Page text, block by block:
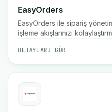
EasyOrders
EasyOrders ile sipariş
işleme akışlarınızı
DETAYLARI GÖR